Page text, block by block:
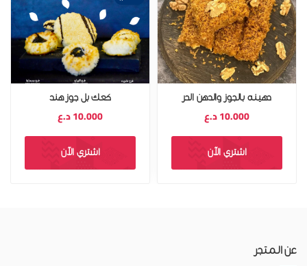
دهينه بالجوز والدهن الحر
10.000د.ع
اشتري الآن
كعك بل جوز هند
10.000د.ع
اشتري الآن
عن المتجر